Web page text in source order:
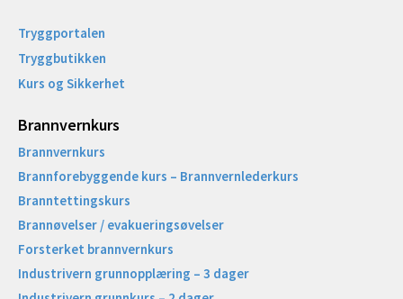
Tryggportalen
Tryggbutikken
Kurs og Sikkerhet
Brannvernkurs
Brannvernkurs
Brannforebyggende kurs – Brannvernlederkurs
Branntettingskurs
Brannøvelser / evakueringsøvelser
Forsterket brannvernkurs
Industrivern grunnopplæring – 3 dager